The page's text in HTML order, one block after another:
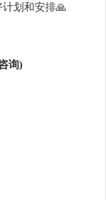
划和安排🙏
询)